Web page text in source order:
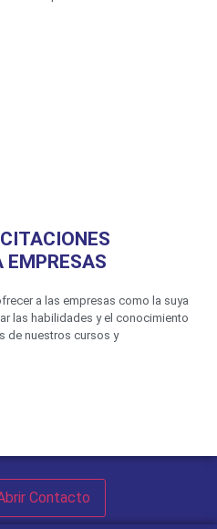
EMPRESAS
a las empresas como la suya
las habilidades y el conocimiento
de nuestros cursos y
Contacto